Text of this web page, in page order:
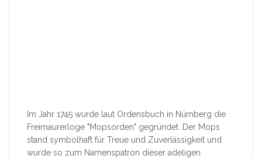
Im Jahr 1745 wurde laut Ordensbuch in Nürnberg die
Freimaurerloge "Mopsorden" gegründet. Der Mops
stand symbolhaft für Treue und Zuverlässigkeit und
wurde so zum Namenspatron dieser adeligen